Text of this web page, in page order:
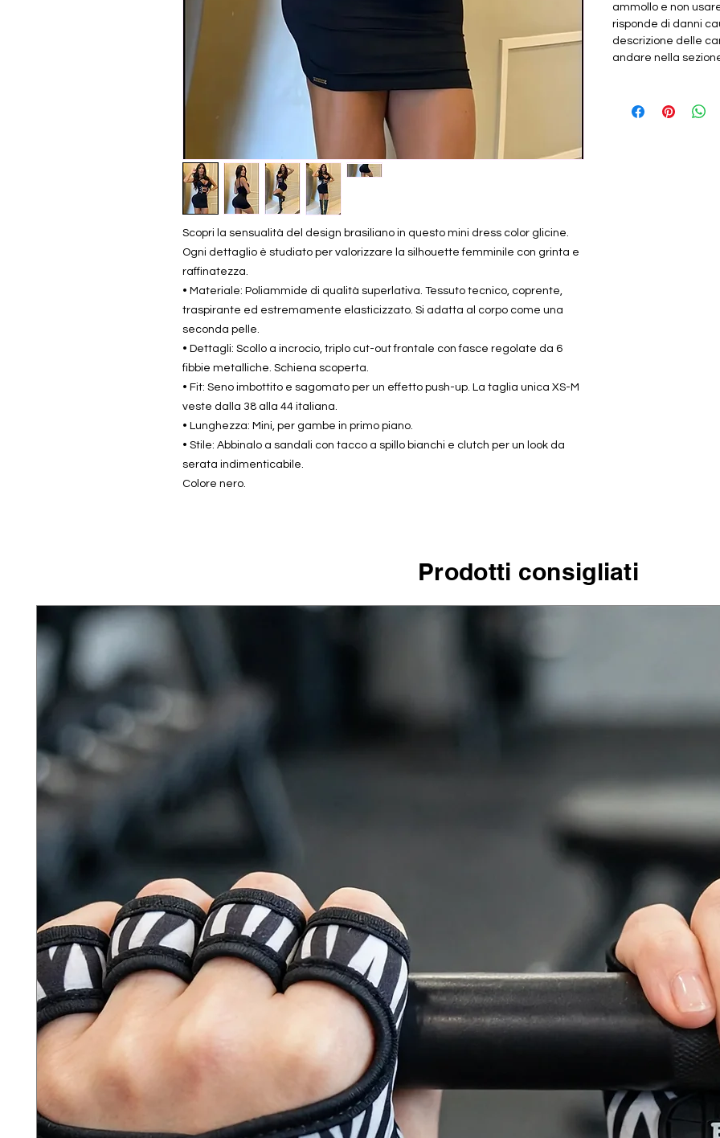
Scopri la sensualità del design brasiliano in questo mini dress color glicine.
Ogni dettaglio è studiato per valorizzare la silhouette femminile con grinta e
raffinatezza.
• Materiale: Poliammide di qualità superlativa. Tessuto tecnico, coprente,
traspirante ed estremamente elasticizzato. Si adatta al corpo come una
seconda pelle.
• Dettagli: Scollo a incrocio, triplo cut-out frontale con fasce regolate da 6
fibbie metalliche. Schiena scoperta.
• Fit: Seno imbottito e sagomato per un effetto push-up. La taglia unica XS-M
veste dalla 38 alla 44 italiana.
• Lunghezza: Mini, per gambe in primo piano.
• Stile: Abbinalo a sandali con tacco a spillo bianchi e clutch per un look da
serata indimenticabile.
Colore nero.
ammollo e non
risponde di danni
descrizione delle
andare nella
Prodotti consigliati